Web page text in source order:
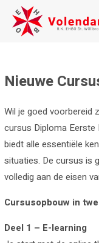
content
Evenementen
Nieuws
Agenda
Cursussen
Nieuwe
Wil je goed voorbereid
cursus Diploma Eerste
biedt alle essentiële
situaties. De cursus is
volledig aan de eisen
Cursusopbouw in
Deel 1 – E-learning